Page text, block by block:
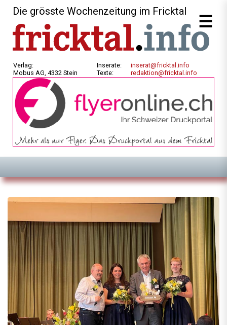
Die grösste Wochenzeitung im Fricktal
Verlag:
Mobus AG, 4332 Stein
Inserate:
Texte:
inserat@fricktal.info
redaktion@fricktal.info